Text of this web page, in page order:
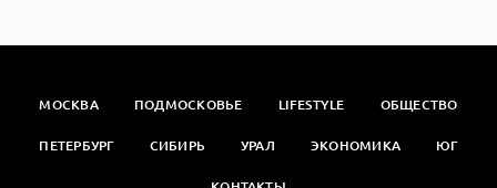
МОСКВА ПОДМОСКОВЬЕ LIFESTYLE ОБЩЕСТВО
ПЕТЕРБУРГ СИБИРЬ УРАЛ ЭКОНОМИКА ЮГ